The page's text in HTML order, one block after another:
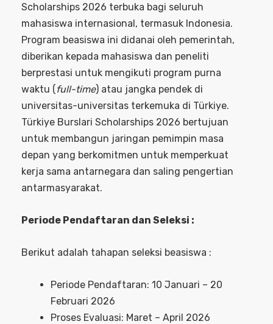
Scholarships 2026 terbuka bagi seluruh
mahasiswa internasional, termasuk Indonesia.
Program beasiswa ini didanai oleh pemerintah,
diberikan kepada mahasiswa dan peneliti
berprestasi untuk mengikuti program purna
waktu (full-time) atau jangka pendek di
universitas-universitas terkemuka di Türkiye.
Türkiye Burslari Scholarships 2026 bertujuan
untuk membangun jaringan pemimpin masa
depan yang berkomitmen untuk memperkuat
kerja sama antarnegara dan saling pengertian
antarmasyarakat.
Periode Pendaftaran dan Seleksi :
Berikut adalah tahapan seleksi beasiswa :
Periode Pendaftaran: 10 Januari – 20
Februari 2026
Proses Evaluasi: Maret – April 2026